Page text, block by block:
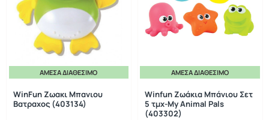
ΆΜΕΣΑ ΔΙΑΘΈΣΙΜΟ
WinFun Ζωακι Μπανιου
Βατραχος (403134)
ΆΜΕΣΑ ΔΙΑΘΈΣΙΜΟ
Winfun Ζωάκια Μπάνιου Σετ
5 τμχ-My Animal Pals
(403302)